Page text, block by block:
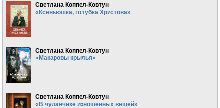
Светлана Коппел-Ковтун
«Ксеньюшка, голубка Христова»
Светлана Коппел-Ковтун
«Макаровы крылья»
Светлана Коппел-Ковтун
«В чуланчике изношенных вещей»